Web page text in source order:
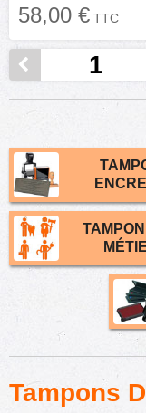
58,00 € TTC
1
Tampons